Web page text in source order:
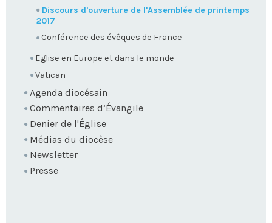
Discours d'ouverture de l'Assemblée de printemps
2017
Conférence des évêques de France
Eglise en Europe et dans le monde
Vatican
Agenda diocésain
Commentaires d’Évangile
Denier de l'Église
Médias du diocèse
Newsletter
Presse